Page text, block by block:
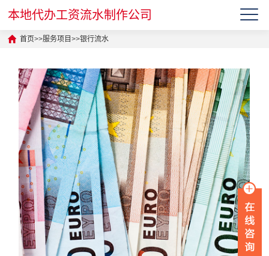
本地代办工资流水制作公司
首页>>服务项目>>银行流水